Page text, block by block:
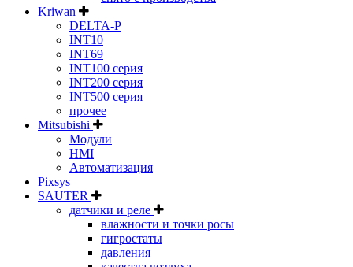
Kriwan
DELTA-P
INT10
INT69
INT100 серия
INT200 серия
INT500 серия
прочее
Mitsubishi
Модули
HMI
Автоматизация
Pixsys
SAUTER
датчики и реле
влажности и точки росы
гигростаты
давления